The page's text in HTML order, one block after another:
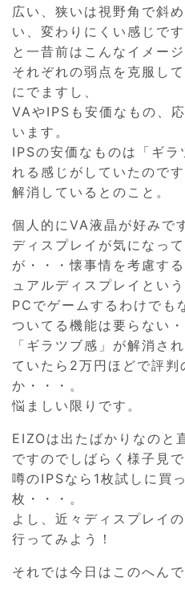
広い、狭いは視野角で斜
い、変わりにくい感じです
と一昔前はこんなイメー
それぞれの弱点を克服し
にでますし、
VAやIPSも安価なもの、
います。
IPSの安価なものは「ギ
れる感じがしていたので
解消しているとのこと。
個人的にVA液晶が好みで
ディスプレイが気になって
が・・・懐事情を考慮す
ュアルディスプレイとい
PCでゲームするわけでも
ついてる機能は要らない・
「ギラツブ感」が解消さ
ていたら2万円ほどで評判
か・・・。
悩ましい限りです。
EIZOは出たばかりなのと
ですのでしばらく様子見で
噂のIPSなら1枚試しに買
枚・・・。
よし、近々ディスプレイ
行ってみよう！
それでは今日はこのへんで